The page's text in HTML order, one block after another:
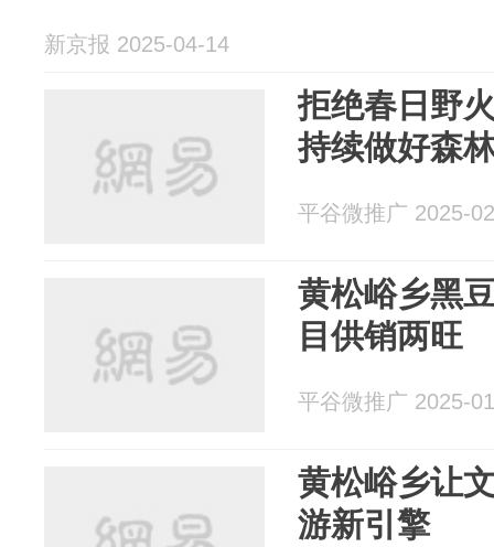
新京报 2025-04-14
拒绝春日野
持续做好森
平谷微推广 2025-
黄松峪乡黑
目供销两旺
平谷微推广 2025-
黄松峪乡让
游新引擎